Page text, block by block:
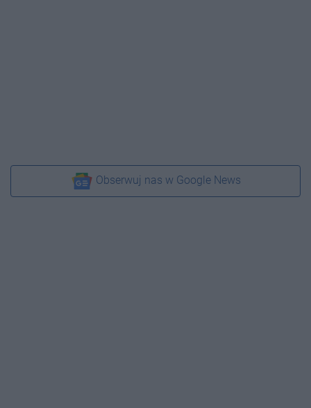
Obserwuj nas w Google News